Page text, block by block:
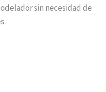
sin necesidad de